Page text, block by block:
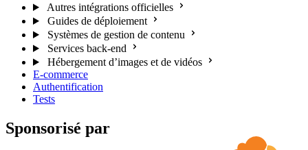
Autres intégrations officielles
Guides de déploiement
Systèmes de gestion de contenu
Services back-end
Hébergement d’images et de vidéos
E-commerce
Authentification
Tests
Sponsorisé par